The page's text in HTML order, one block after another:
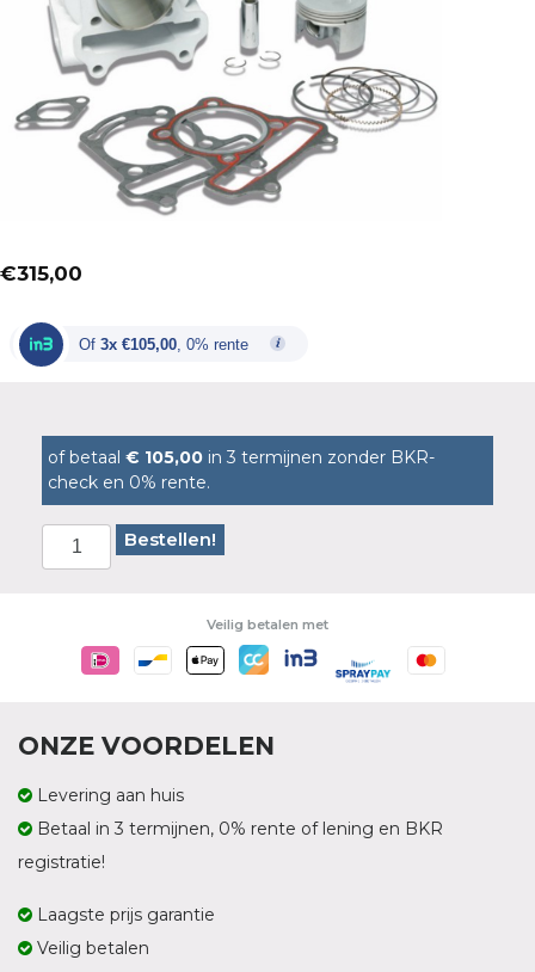
€315,00
Of 3x €105,00 , 0% rente
of betaal € 105,00 in 3 termijnen zonder BKR-
check en 0% rente.
Bestellen!
Veilig betalen met
ONZE VOORDELEN
Levering aan huis
Betaal in 3 termijnen, 0% rente of lening en BKR
registratie!
Laagste prijs garantie
Veilig betalen